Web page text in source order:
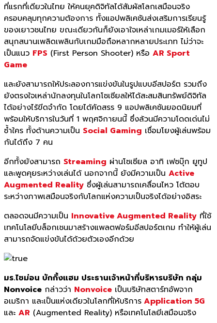
ที่แรกที่เดียวในไทย ให้คนยุคดิจิทัลได้สัมผัสโลกเสมือนจริง
ครอบคลุมทุกความต้องการ ทั้งแอปพลิเคชันส่งเสริมการเรียนรู้
ของเยาวชนไทย ขณะเดียวกันก็ยังเอาใจเหล่าเกมเมอร์ให้เลือก
สนุกสนานเพลิดเพลินกับเกมมือถือหลากหลายประเภท ไม่ว่าจะ
เป็นแนว FPS (First Person Shooter) หรือ AR Sport
Game
และยังสามารถให้ประลองการแข่งขันในรูปแบบอีสปอร์ต รวมถึง
ยังตรงใจเหล่านักลงทุนในโลกโซเซียลให้ได้สะสมสินทรัพย์ดิจิทัล
ได้อย่างไร้ขีดจำกัด โดยได้คัดสรร 9 แอปพลิเคชันยอดนิยมที่
พร้อมให้บริการในวันที่ 1 พฤศจิกายนนี้ ซึ่งล้วนมีความโดดเด่นไม่
ซ้ำใคร ทั้งด้านความเป็น Social Gaming เชื่อมโยงผู้เล่นพร้อม
กันได้ถึง 7 คน
อีกทั้งยังสามารถ Streaming ผ่านโซเซียล อาทิ เฟซบุ๊ก ยูทูป
และพูดคุยระหว่างเล่นได้ นอกจากนี้ ยังมีความเป็น Active
Augmented Reality ซึ่งผู้เล่นสามารถเคลื่อนไหว โต้ตอบ
ระหว่างภาพเสมือนจริงกับโลกแห่งความเป็นจริงได้อย่างอิสระ
ตลอดจนมีความเป็น Innovative Augmented Reality ที่ใช้
เทคโนโลยีบล็อกเชนมาสร้างแพลตฟอร์มอีสปอร์ตเกม ทำให้ผู้เล่น
สามารถจัดแข่งขันได้ด้วยตัวเองอีกด้วย
มร.ไซม่อน บักกิ้งแฮม ประธานเจ้าหน้าที่บริหารบริษัท กลุ่ม
Nonvoice กล่าวว่า Nonvoice เป็นบริษัทสตาร์ทอัพจาก
อเมริกา และเป็นแห่งเดียวในโลกที่ให้บริการ Application 5G
และ AR (Augmented Reality) หรือเทคโนโลยีเสมือนจริง